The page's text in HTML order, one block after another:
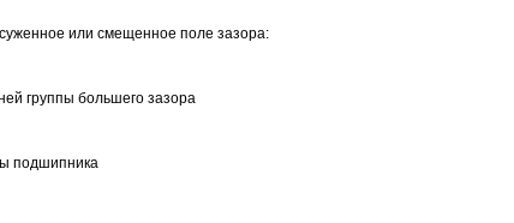
или смещенное поле зазора:
группы большего зазора
подшипника